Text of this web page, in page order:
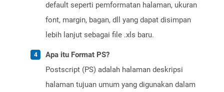
default seperti pemformatan halaman, ukuran
font, margin, bagan, dll yang dapat disimpan
lebih lanjut sebagai file .xls baru.
Apa itu Format PS?
Postscript (PS) adalah halaman deskripsi
halaman tujuan umum yang digunakan dalam